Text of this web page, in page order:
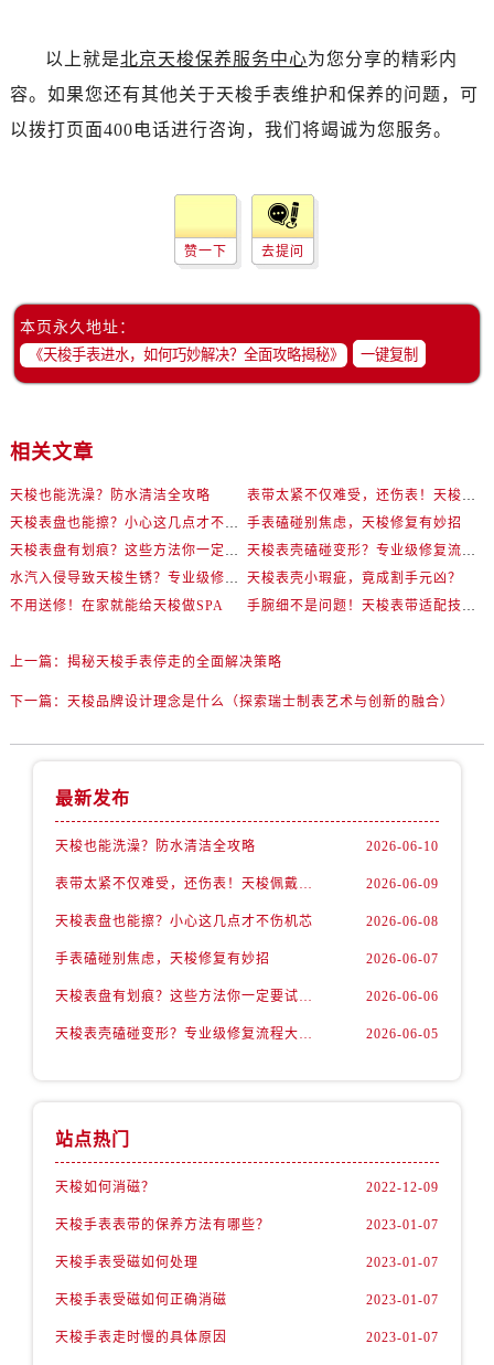
以上就是北京天梭保养服务中心为您分享的精彩内
容。如果您还有其他关于天梭手表维护和保养的问题，可
以拨打页面400电话进行咨询，我们将竭诚为您服务。
赞一下 去提问
本页永久地址：
一键复制
相关文章
天梭也能洗澡？防水清洁全攻略
手表磕碰别焦虑，天梭修复有妙招
天梭表壳小瑕疵，竟成割手元凶？
不用送修！在家就能给天梭做SPA
上一篇： 揭秘天梭手表停走的全面解决策略
下一篇： 天梭品牌设计理念是什么（探索瑞士制表艺术与创新的融合）
最新发布
天梭也能洗澡？防水清洁全攻略 2026-06-10
2026-06-09
天梭表盘也能擦？小心这几点才不伤机芯 2026-06-08
手表磕碰别焦虑，天梭修复有妙招 2026-06-07
2026-06-06
2026-06-05
站点热门
天梭如何消磁？ 2022-12-09
天梭手表表带的保养方法有哪些？ 2023-01-07
天梭手表受磁如何处理 2023-01-07
天梭手表受磁如何正确消磁 2023-01-07
天梭手表走时慢的具体原因 2023-01-07